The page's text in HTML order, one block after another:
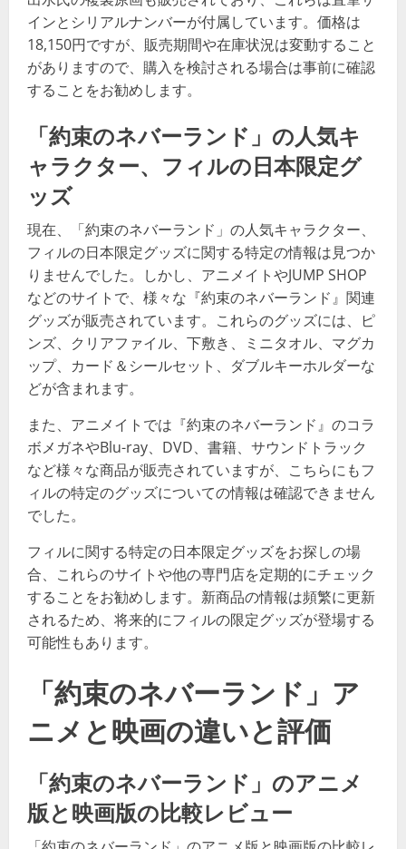
インとシリアルナンバーが付属しています。価格は
18,150円ですが、販売期間や在庫状況は変動すること
がありますので、購入を検討される場合は事前に確認
することをお勧めします​​。
「約束のネバーランド」の人気キ
ャラクター、フィルの日本限定グ
ッズ
現在、「約束のネバーランド」の人気キャラクター、
フィルの日本限定グッズに関する特定の情報は見つか
りませんでした。しかし、アニメイトやJUMP SHOP
などのサイトで、様々な『約束のネバーランド』関連
グッズが販売されています。これらのグッズには、ピ
ンズ、クリアファイル、下敷き、ミニタオル、マグカ
ップ、カード＆シールセット、ダブルキーホルダーな
どが含まれます​​。
また、アニメイトでは『約束のネバーランド』のコラ
ボメガネやBlu-ray、DVD、書籍、サウンドトラック
など様々な商品が販売されていますが、こちらにもフ
ィルの特定のグッズについての情報は確認できません
でした​​。
フィルに関する特定の日本限定グッズをお探しの場
合、これらのサイトや他の専門店を定期的にチェック
することをお勧めします。新商品の情報は頻繁に更新
されるため、将来的にフィルの限定グッズが登場する
可能性もあります。
「約束のネバーランド」ア
ニメと映画の違いと評価
「約束のネバーランド」のアニメ
版と映画版の比較レビュー